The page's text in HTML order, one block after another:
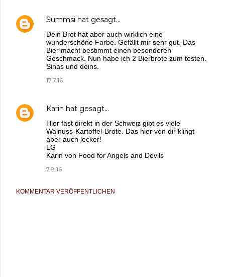
Summsi hat gesagt…
Dein Brot hat aber auch wirklich eine
wunderschöne Farbe. Gefällt mir sehr gut. Das
Bier macht bestimmt einen besonderen
Geschmack. Nun habe ich 2 Bierbrote zum testen.
Sinas und deins.
17.7.16
Karin hat gesagt…
Hier fast direkt in der Schweiz gibt es viele
Walnuss-Kartoffel-Brote. Das hier von dir klingt
aber auch lecker!
LG
Karin von Food for Angels and Devils
7.8.16
KOMMENTAR VERÖFFENTLICHEN